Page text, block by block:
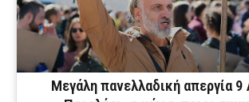
Μεγάλη πανελλαδική απεργία 9